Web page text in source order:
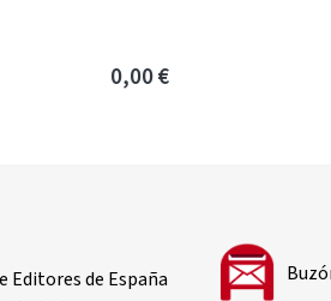
0,00 €
Editores de España